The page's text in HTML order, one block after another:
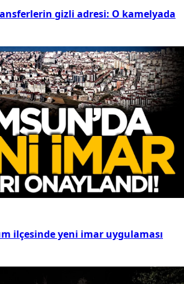
gizli adresi: O kamelyada
ilçesinde yeni imar uygulaması